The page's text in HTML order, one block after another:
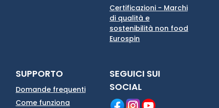
Certificazioni - Marchi
di qualità e
sostenibilità non food
Eurospin
SUPPORTO
Domande frequenti
Come funziona
SEGUICI SUI
SOCIAL